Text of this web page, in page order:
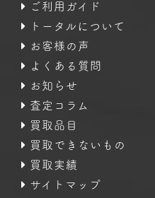
ご利用ガイド
トータルについて
お客様の声
よくある質問
お知らせ
査定コラム
買取品目
買取できないもの
買取実績
サイトマップ